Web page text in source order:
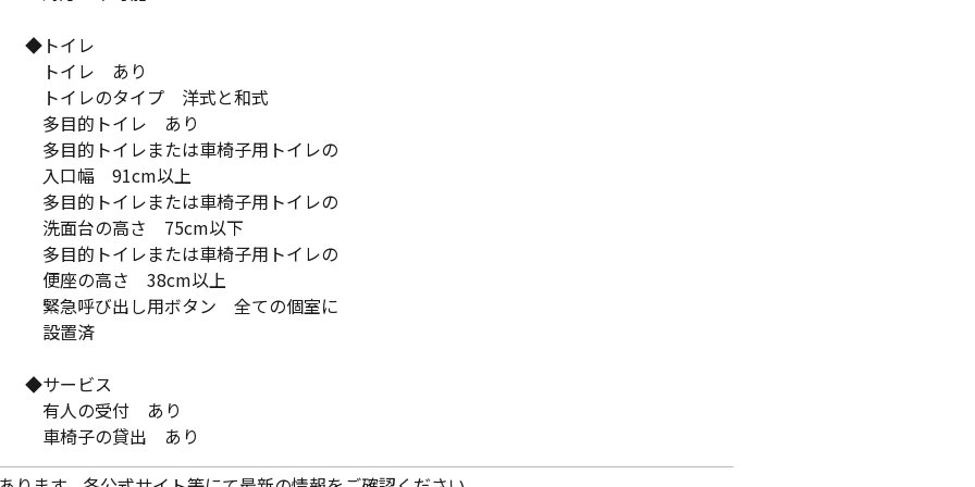
◆トイレ
トイレ あり
トイレのタイプ 洋式と和式
多目的トイレ あり
多目的トイレまたは車椅子用トイレの
入口幅 91cm以上
多目的トイレまたは車椅子用トイレの
洗面台の高さ 75cm以下
多目的トイレまたは車椅子用トイレの
便座の高さ 38cm以上
緊急呼び出し用ボタン 全ての個室に
設置済
◆サービス
有人の受付 あり
車椅子の貸出 あり